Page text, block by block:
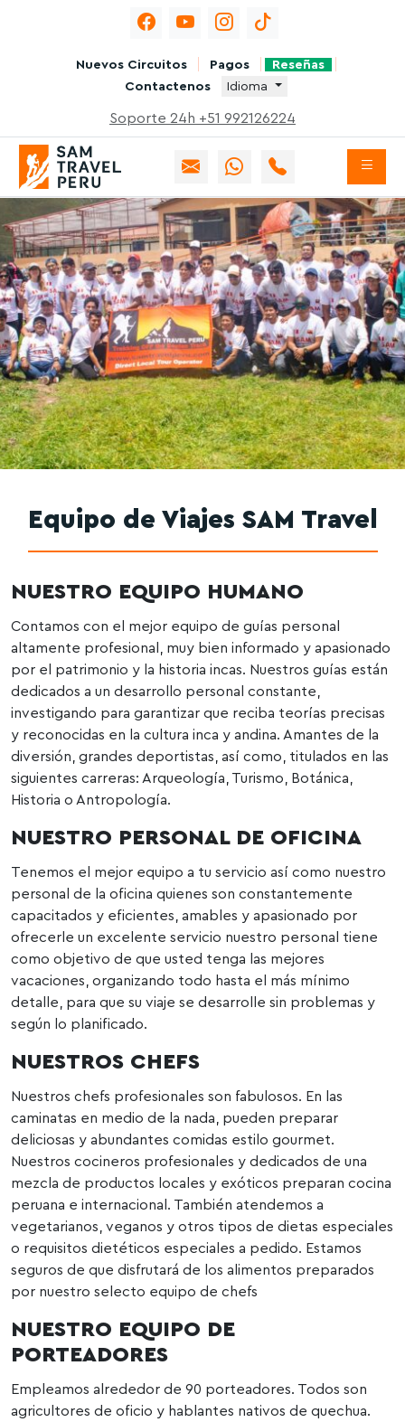
Nuevos Circuitos Pagos
Reseñas
Contactenos
Idioma
Soporte 24h +51 992126224
Equipo de Viajes SAM Travel
NUESTRO EQUIPO HUMANO
Contamos con el mejor equipo de guías personal
altamente profesional, muy bien informado y apasionado
por el patrimonio y la historia incas. Nuestros guías están
dedicados a un desarrollo personal constante,
investigando para garantizar que reciba teorías precisas
y reconocidas en la cultura inca y andina. Amantes de la
diversión, grandes deportistas, así como, titulados en las
siguientes carreras: Arqueología, Turismo, Botánica,
Historia o Antropología.
NUESTRO PERSONAL DE OFICINA
Tenemos el mejor equipo a tu servicio así como nuestro
personal de la oficina quienes son constantemente
capacitados y eficientes, amables y apasionado por
ofrecerle un excelente servicio nuestro personal tiene
como objetivo de que usted tenga las mejores
vacaciones, organizando todo hasta el más mínimo
detalle, para que su viaje se desarrolle sin problemas y
según lo planificado.
NUESTROS CHEFS
Nuestros chefs profesionales son fabulosos. En las
caminatas en medio de la nada, pueden preparar
deliciosas y abundantes comidas estilo gourmet.
Nuestros cocineros profesionales y dedicados de una
mezcla de productos locales y exóticos preparan cocina
peruana e internacional. También atendemos a
vegetarianos, veganos y otros tipos de dietas especiales
o requisitos dietéticos especiales a pedido. Estamos
seguros de que disfrutará de los alimentos preparados
por nuestro selecto equipo de chefs
NUESTRO EQUIPO DE
PORTEADORES
Empleamos alrededor de 90 porteadores. Todos son
agricultores de oficio y hablantes nativos de quechua.